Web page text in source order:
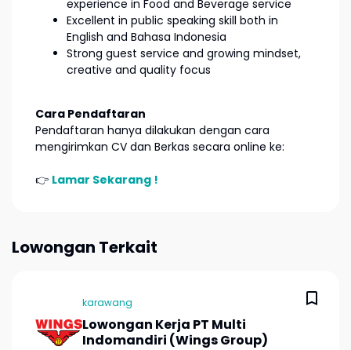
experience in Food and Beverage service
Excellent in public speaking skill both in
English and Bahasa Indonesia
Strong guest service and growing mindset,
creative and quality focus
Cara Pendaftaran
Pendaftaran hanya dilakukan dengan cara
mengirimkan CV dan Berkas secara online ke:
👉 Lamar Sekarang !
Lowongan Terkait
karawang
Lowongan Kerja PT Multi
Indomandiri (Wings Group)